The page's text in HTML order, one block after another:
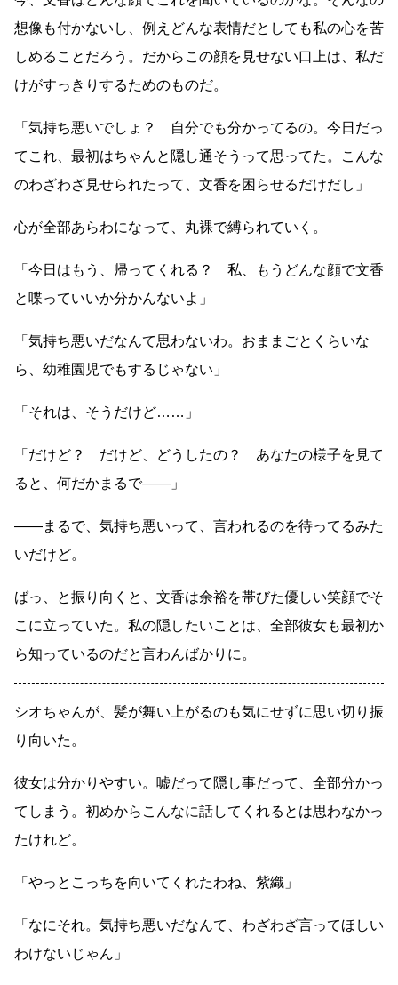
想像も付かないし、例えどんな表情だとしても私の心を苦
しめることだろう。だからこの顔を見せない口上は、私だ
けがすっきりするためのものだ。
「気持ち悪いでしょ？ 自分でも分かってるの。今日だっ
てこれ、最初はちゃんと隠し通そうって思ってた。こんな
のわざわざ見せられたって、文香を困らせるだけだし」
心が全部あらわになって、丸裸で縛られていく。
「今日はもう、帰ってくれる？ 私、もうどんな顔で文香
と喋っていいか分かんないよ」
「気持ち悪いだなんて思わないわ。おままごとくらいな
ら、幼稚園児でもするじゃない」
「それは、そうだけど…… 」
「だけど？ だけど、どうしたの？ あなたの様子を見て
ると、何だかまるで―― 」
――まるで、気持ち悪いって、言われるのを待ってるみた
いだけど。
ばっ、と振り向くと、文香は余裕を帯びた優しい笑顔でそ
こに立っていた。私の隠したいことは、全部彼女も最初か
ら知っているのだと言わんばかりに。
シオちゃんが、髪が舞い上がるのも気にせずに思い切り振
り向いた。
彼女は分かりやすい。嘘だって隠し事だって、全部分かっ
てしまう。初めからこんなに話してくれるとは思わなかっ
たけれど。
「やっとこっちを向いてくれたわね、紫織」
「なにそれ。気持ち悪いだなんて、わざわざ言ってほしい
わけないじゃん」